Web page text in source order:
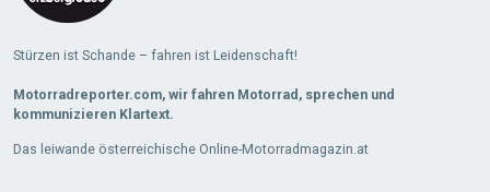
Stürzen ist Schande – fahren ist Leidenschaft!
Motorradreporter.com, wir fahren Motorrad, sprechen und
kommunizieren Klartext.
Das leiwande österreichische Online-Motorradmagazin.at